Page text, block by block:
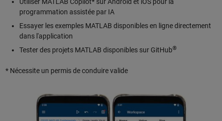
Utiliser MATLAB Copilot* sur Android et iOS pour la
programmation assistée par IA
Essayer les exemples MATLAB disponibles en ligne directement
dans l'application
Tester des projets MATLAB disponibles sur GitHub®
* Nécessite un permis de conduire valide